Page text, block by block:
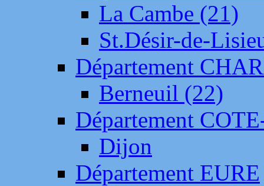
La Cambe (21)
St.Désir-de-
Département
Berneuil (22)
Département
Dijon
Département EURE